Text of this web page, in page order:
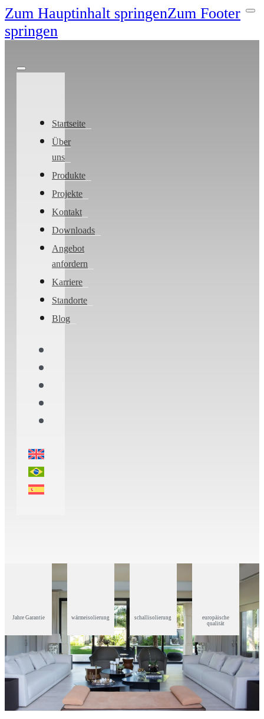
Zum Hauptinhalt springenZum Footer
springen
Startseite
Über
uns
Produkte
Projekte
Kontakt
Downloads
Angebot
anfordern
Karriere
Standorte
Blog
Jahre Garantie wärmeisolierung schallisolierung
europäische
qualität